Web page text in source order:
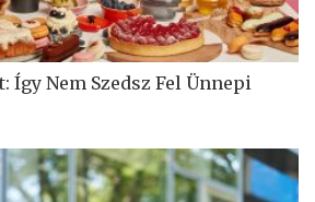
Így Nem Szedsz Fel Ünnepi